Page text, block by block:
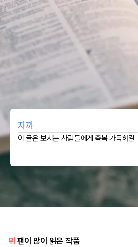
자까
이 글은 보시는 사람들에게 축복 가득하길
뷔 팬이 많이 읽은 작품